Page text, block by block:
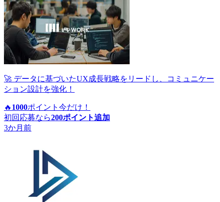
🚀 データに基づいたUX成長戦略をリードし、コミュニケー
ション設計を強化！
🔥 1000ポイント 今だけ！
初回応募なら200ポイント追加
3か月前